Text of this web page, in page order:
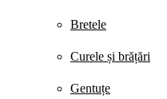
Bretele
Curele și brățări
Gentuțe